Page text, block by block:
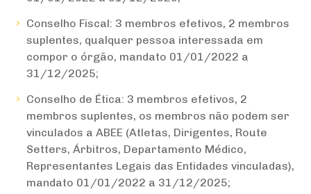
Conselho Fiscal: 3 membros efetivos, 2 membros
suplentes, qualquer pessoa interessada em
compor o órgão, mandato 01/01/2022 a
31/12/2025;
Conselho de Ética: 3 membros efetivos, 2
membros suplentes, os membros não podem ser
vinculados a ABEE (Atletas, Dirigentes, Route
Setters, Árbitros, Departamento Médico,
Representantes Legais das Entidades vinculadas),
mandato 01/01/2022 a 31/12/2025;